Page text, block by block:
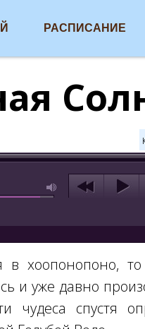
РАСПИСАНИЕ
в хоопонопоно,
и уже давно
чудеса спустя